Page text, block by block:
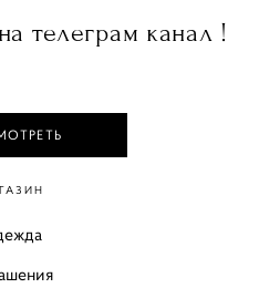
телеграм канал !